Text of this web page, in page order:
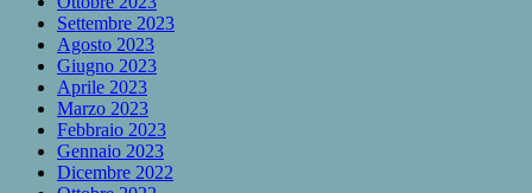
Settembre 2023
Agosto 2023
Giugno 2023
Aprile 2023
Marzo 2023
Febbraio 2023
Gennaio 2023
Dicembre 2022